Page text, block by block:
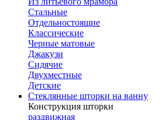
Стальные
Отдельностоящие
Классические
Черные матовые
Джакузи
Сидячие
Двухместные
Детские
Стеклянные шторки на ванну
Конструкция шторки
раздвижная